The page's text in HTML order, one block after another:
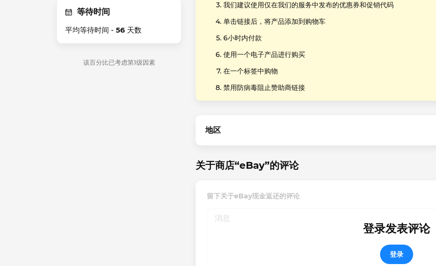
等待时间
平均等待时间 - 56 天数
该百分比已考虑第1级因素
我们建议使用仅在我们的服务中发布的优惠券和促销代码
单击链接后，将产品添加到购物车
6小时内付款
使用一个电子产品进行购买
在一个标签中购物
禁用防病毒阻止赞助商链接
地区
关于商店“eBay”的评论
留下关于eBay现金返还的评论
登录发表评论
登录